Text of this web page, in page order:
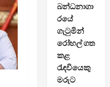
බන්ධනාගා
රයේ
ගැටුමින්
රෝහල් ගත
කළ
රැඳවියෙකු
මරුට